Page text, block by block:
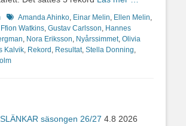
Etiketter
Amanda Ahinko, Einar Melin, Ellen Melin,
Ffion Watkins, Gustav Carlsson, Hannes
, Nora Eriksson, Nyårssimmet, Olivia
Kalvik, Rekord , Resultat, Stella Donning,
säsongen 26/27 4.8 2026